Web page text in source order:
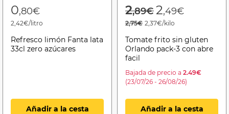
0,80€
2,42€/litro
Refresco limón Fanta lata
33cl zero azúcares
Añadir a la cesta
Price reduced
2,89€to
2,49€
2,75€ 2,37€/kilo
Tomate frito sin gluten
Orlando pack-3 con abre
facil
Bajada de precio a 2.49€
(23/07/26 - 26/08/26)
Añadir a la cesta